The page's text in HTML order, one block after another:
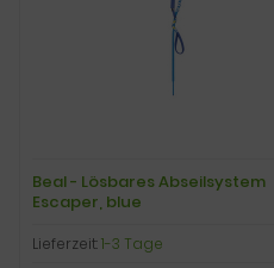
Beal - Lösbares Abseilsystem
Escaper, blue
Lieferzeit:1-3 Tage